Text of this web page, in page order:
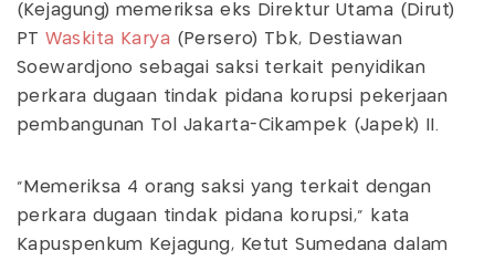
(Kejagung) memeriksa eks Direktur Utama (Dirut)
PTWaskita Karya (Persero) Tbk, Destiawan
Soewardjono sebagai saksi terkait penyidikan
perkara dugaan tindak pidana korupsi pekerjaan
pembangunan Tol Jakarta-Cikampek (Japek) II.
"Memeriksa 4 orang saksi yang terkait dengan
perkara dugaan tindak pidana korupsi," kata
Kapuspenkum Kejagung, Ketut Sumedana dalam